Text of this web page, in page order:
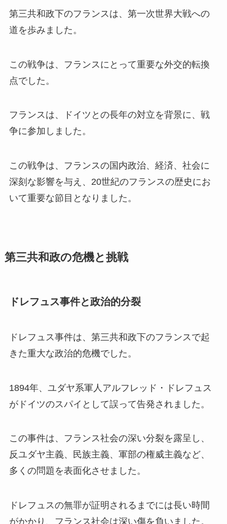
第三共和政下のフランスは、第一次世界大戦への
道を歩みました。
この戦争は、フランスにとって重要な外交的転換
点でした。
フランスは、ドイツとの長年の対立を背景に、戦
争に参加しました。
この戦争は、フランスの国内政治、経済、社会に
深刻な影響を与え、20世紀のフランスの歴史にお
いて重要な節目となりました。
第三共和政の危機と挑戦
ドレフュス事件と政治的分裂
ドレフュス事件は、第三共和政下のフランスで起
きた重大な政治的危機でした。
1894年、ユダヤ系軍人アルフレッド・ドレフュス
がドイツのスパイとして誤って告発されました。
この事件は、フランス社会の深い分裂を露呈し、
反ユダヤ主義、民族主義、軍部の権威主義など、
多くの問題を表面化させました。
ドレフュスの無罪が証明されるまでには長い時間
がかかり、フランス社会は深い傷を負いました。